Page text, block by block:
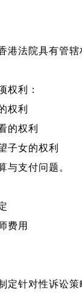
港法院具有管
权利：
权利
的权利
子女的权利
与支付问题。
费用
定针对性诉讼策